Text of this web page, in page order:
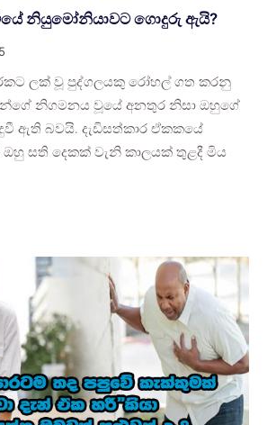
නියුමෝනියාවට ගොදුරු ඇයි?
ලක් වූ පුද්ගලයකු රෝහල් ගත කරනු
නිගමනය වූයේ අනතුර නිසා ඔහුගේ
ඇති බවයි. දැඩිසත්කාර ඒකකයේ
ඔහු සති දෙකක් වැනි කාලයක් තුළදී මිය